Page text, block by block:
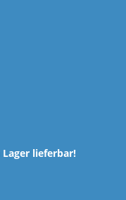
lieferbar!